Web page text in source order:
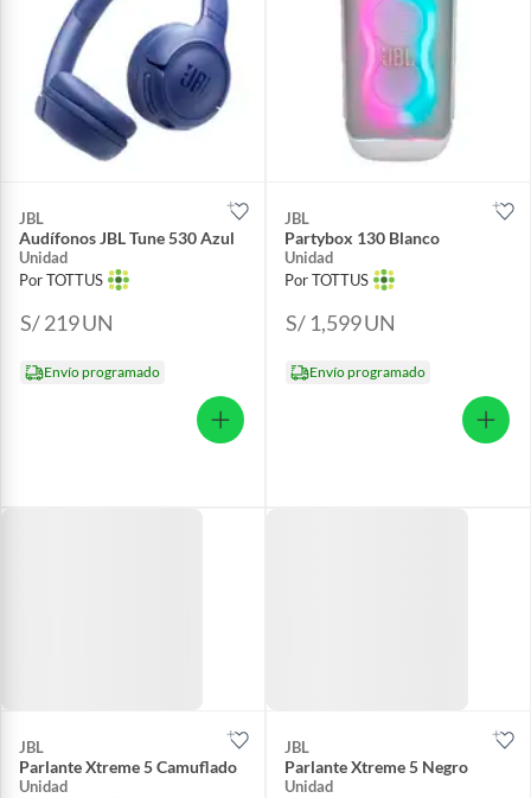
JBL
Audífonos JBL Tune 530 Azul
Unidad
Por TOTTUS
S/ 219UN
Envío programado
JBL
Partybox 130 Blanco
Unidad
Por TOTTUS
S/ 1,599UN
Envío programado
JBL
Parlante Xtreme 5 Camuflado
Unidad
JBL
Parlante Xtreme 5 Negro
Unidad